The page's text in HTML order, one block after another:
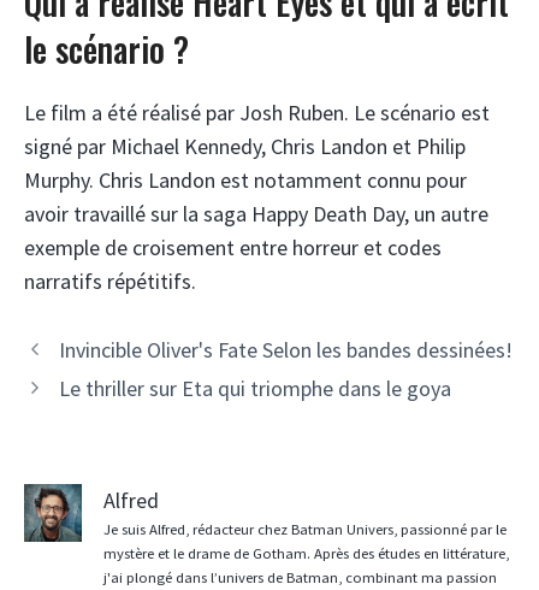
le scénario ?
Le film a été réalisé par Josh Ruben. Le scénario est
signé par Michael Kennedy, Chris Landon et Philip
Murphy. Chris Landon est notamment connu pour
avoir travaillé sur la saga Happy Death Day, un autre
exemple de croisement entre horreur et codes
narratifs répétitifs.
Invincible Oliver's Fate Selon les bandes dessinées!
Le thriller sur Eta qui triomphe dans le goya
Alfred
Je suis Alfred, rédacteur chez Batman Univers, passionné par le
mystère et le drame de Gotham. Après des études en littérature,
j'ai plongé dans l’univers de Batman, combinant ma passion